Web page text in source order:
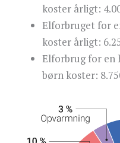
koster årligt:
Elforbruget for
koster årligt:
Elforbrug for en
børn koster: